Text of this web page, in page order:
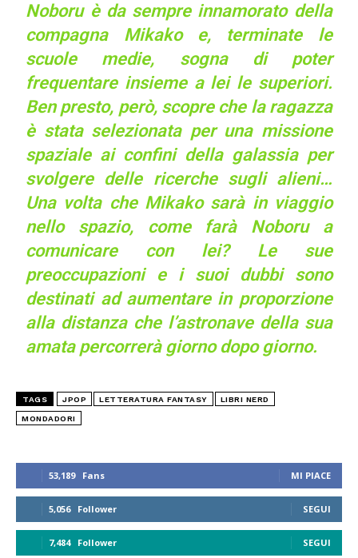
53,189 Fans MI PIACE
5,056 Follower SEGUI
7,484 Follower SEGUI
Noboru è da sempre innamorato della
compagna Mikako e, terminate le
scuole medie, sogna di poter
frequentare insieme a lei le superiori.
Ben presto, però, scopre che la ragazza
è stata selezionata per una missione
spaziale ai confini della galassia per
svolgere delle ricerche sugli alieni…
Una volta che Mikako sarà in viaggio
nello spazio, come farà Noboru a
comunicare con lei? Le sue
preoccupazioni e i suoi dubbi sono
destinati ad aumentare in proporzione
alla distanza che l’astronave della sua
amata percorrerà giorno dopo giorno.
TAGS JPOP LETTERATURA FANTASY LIBRI NERD
MONDADORI